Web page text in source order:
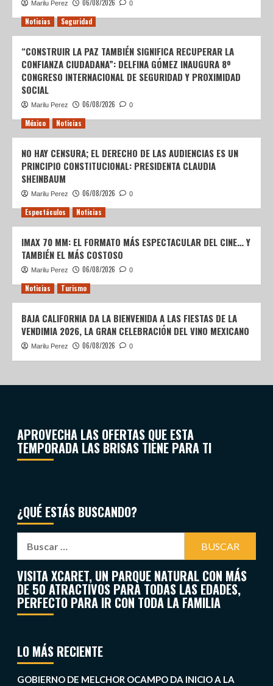
Marilu Perez 06/08/2026 0
Noticias Seguridad
“CONSTRUIR LA PAZ TAMBIÉN SIGNIFICA RECUPERAR LA
CONFIANZA CIUDADANA”: DELFINA GÓMEZ INAUGURA 8º
CONGRESO INTERNACIONAL DE SEGURIDAD Y PROXIMIDAD
SOCIAL
Marilu Perez 06/08/2026 0
México Noticias
NO HAY CENSURA; EL DERECHO DE LAS AUDIENCIAS ES UN
PRINCIPIO CONSTITUCIONAL: PRESIDENTA CLAUDIA
SHEINBAUM
Marilu Perez 06/08/2026 0
Espectáculos Noticias
IMAX 70 MM: EL FORMATO MÁS ESPECTACULAR DEL CINE… Y
TAMBIÉN EL MÁS COSTOSO
Marilu Perez 06/08/2026 0
Noticias Turismo
BAJA CALIFORNIA DA LA BIENVENIDA A LAS FIESTAS DE LA
VENDIMIA 2026, LA GRAN CELEBRACIÓN DEL VINO MEXICANO
Marilu Perez 06/08/2026 0
APROVECHA LAS OFERTAS QUE ESTA
TEMPORADA LAS BRISAS TIENE PARA TI
¿QUÉ ESTÁS BUSCANDO?
VISITA XCARET, UN PARQUE NATURAL CON MÁS
DE 50 ATRACTIVOS PARA TODAS LAS EDADES,
PERFECTO PARA IR CON TODA LA FAMILIA
LO MÁS RECIENTE
GOBIERNO DE MELCHOR OCAMPO DA INICIO A LA